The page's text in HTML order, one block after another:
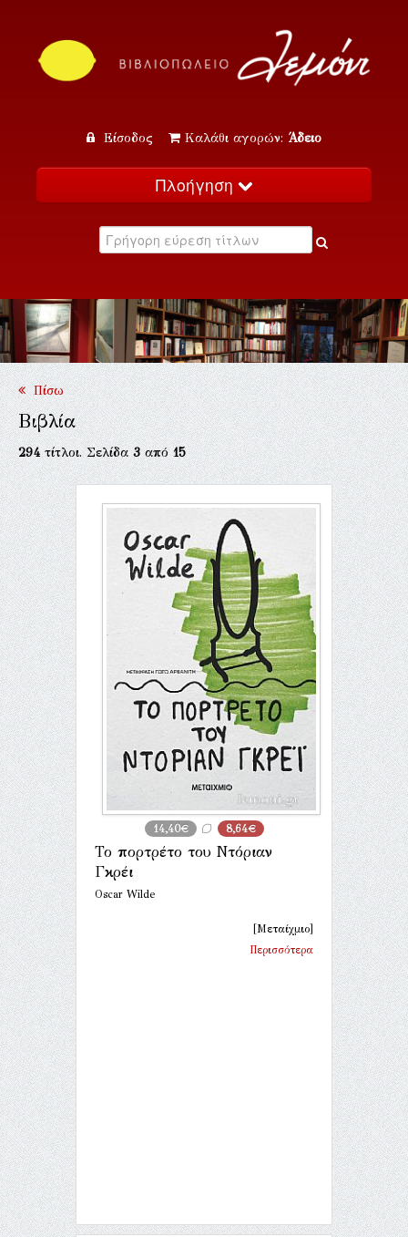
Είσοδος Καλάθι αγορών: Άδειο
Πλοήγηση
Κατάλογος
Εκδηλώσεις
Επικοινωνία
Πίσω
Βιβλία
294τίτλοι. Σελίδα3από15
14,40€ 8,64€
Το πορτρέτο του Ντόριαν
Γκρέι
Oscar Wilde
[Μεταίχμιο]
Περισσότερα